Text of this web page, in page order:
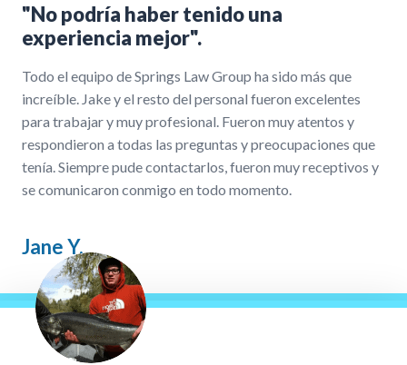
"No podría haber tenido una
experiencia mejor".
Todo el equipo de Springs Law Group ha sido más que
increíble. Jake y el resto del personal fueron excelentes
para trabajar y muy profesional. Fueron muy atentos y
respondieron a todas las preguntas y preocupaciones que
tenía. Siempre pude contactarlos, fueron muy receptivos y
se comunicaron conmigo en todo momento.
Jane Y.